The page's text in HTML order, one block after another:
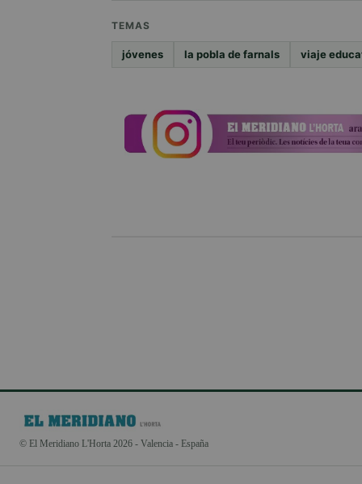
TEMAS
jóvenes la pobla de farnals viaje
© El Meridiano L'Horta 2026 - Valencia - España